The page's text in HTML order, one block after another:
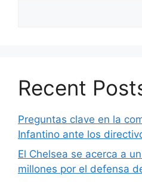
Recent
Preguntas clave en la
Infantino ante los
El Chelsea se acerca a
millones por el defensa